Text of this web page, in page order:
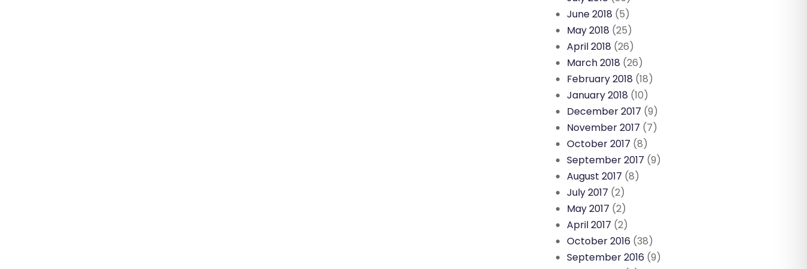
June 2018 (5)
May 2018 (25)
April 2018 (26)
March 2018 (26)
February 2018 (18)
January 2018 (10)
December 2017 (9)
November 2017 (7)
October 2017 (8)
September 2017 (9)
August 2017 (8)
July 2017 (2)
May 2017 (2)
April 2017 (2)
October 2016 (38)
September 2016 (9)